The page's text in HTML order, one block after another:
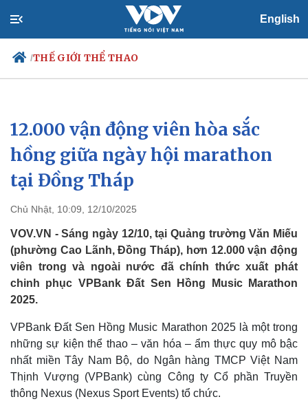
English
/THẾ GIỚI THỂ THAO
Chính trị
Đảng
Tổ chức nhân sự
Quốc hội
Nhận diện sự thật
Xã hội
Tin 24h
Dự báo thời tiết
12.000 vận động viên hòa sắc
hồng giữa ngày hội marathon
tại Đồng Tháp
Chủ Nhật, 10:09, 12/10/2025
VOV.VN - Sáng ngày 12/10, tại Quảng trường Văn Miếu
(phường Cao Lãnh, Đồng Tháp), hơn 12.000 vận động
viên trong và ngoài nước đã chính thức xuất phát
chinh phục VPBank Đất Sen Hồng Music Marathon
2025.
VPBank Đất Sen Hồng Music Marathon 2025 là một trong
những sự kiện thể thao – văn hóa – ẩm thực quy mô bậc
nhất miền Tây Nam Bộ, do Ngân hàng TMCP Việt Nam
Thịnh Vượng (VPBank) cùng Công ty Cổ phần Truyền
thông Nexus (Nexus Sport Events) tổ chức.